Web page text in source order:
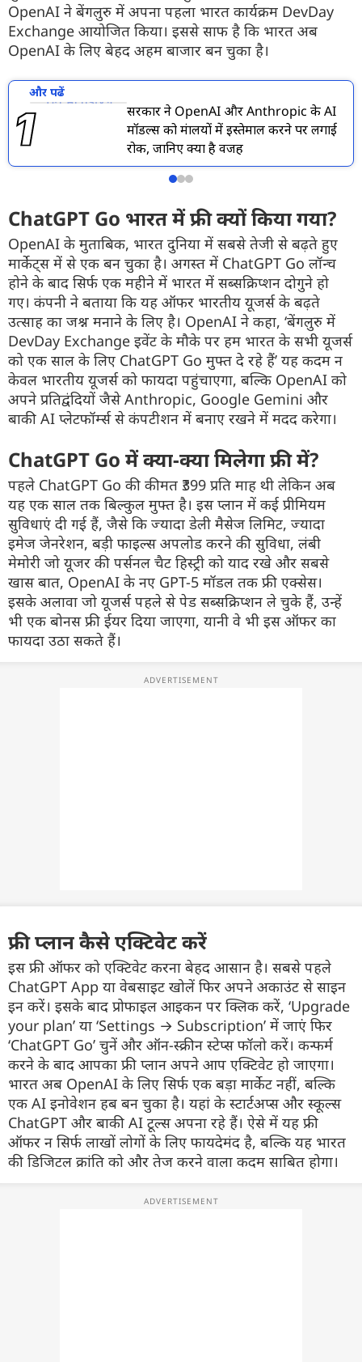
OpenAI ने बेंगलुरु में अपना पहला भारत कार्यक्रम DevDay
Exchange आयोजित किया। इससे साफ है कि भारत अब
OpenAI के लिए बेहद अहम बाजार बन चुका है।
और पढें
सरकार ने OpenAI और Anthropic के AI
मॉडल्स को मंत्रालयों में इस्तेमाल करने पर लगाई
रोक, जानिए क्या है वजह
ChatGPT Go भारत में फ्री क्यों किया गया?
OpenAI के मुताबिक, भारत दुनिया में सबसे तेजी से बढ़ते हुए
मार्केट्स में से एक बन चुका है। अगस्त में ChatGPT Go लॉन्च
होने के बाद सिर्फ एक महीने में भारत में सब्सक्रिप्शन दोगुने हो
गए। कंपनी ने बताया कि यह ऑफर भारतीय यूजर्स के बढ़ते
उत्साह का जश्न मनाने के लिए है। OpenAI ने कहा, ‘बेंगलुरु में
DevDay Exchange इवेंट के मौके पर हम भारत के सभी यूजर्स
को एक साल के लिए ChatGPT Go मुफ्त दे रहे हैं’ यह कदम न
केवल भारतीय यूजर्स को फायदा पहुंचाएगा, बल्कि OpenAI को
अपने प्रतिद्वंदियों जैसे Anthropic, Google Gemini और
बाकी AI प्लेटफॉर्म्स से कंपटीशन में बनाए रखने में मदद करेगा।
ChatGPT Go में क्या-क्या मिलेगा फ्री में?
पहले ChatGPT Go की कीमत ₹399 प्रति माह थी लेकिन अब
यह एक साल तक बिल्कुल मुफ्त है। इस प्लान में कई प्रीमियम
सुविधाएं दी गई हैं, जैसे कि ज्यादा डेली मैसेज लिमिट, ज्यादा
इमेज जेनरेशन, बड़ी फाइल्स अपलोड करने की सुविधा, लंबी
मेमोरी जो यूजर की पर्सनल चैट हिस्ट्री को याद रखे और सबसे
खास बात, OpenAI के नए GPT-5 मॉडल तक फ्री एक्सेस।
इसके अलावा जो यूजर्स पहले से पेड सब्सक्रिप्शन ले चुके हैं, उन्हें
भी एक बोनस फ्री ईयर दिया जाएगा, यानी वे भी इस ऑफर का
फायदा उठा सकते हैं।
फ्री प्लान कैसे एक्टिवेट करें
इस फ्री ऑफर को एक्टिवेट करना बेहद आसान है। सबसे पहले
ChatGPT App या वेबसाइट खोलें फिर अपने अकाउंट से साइन
इन करें। इसके बाद प्रोफाइल आइकन पर क्लिक करें, ‘Upgrade
your plan’ या ‘Settings → Subscription’ में जाएं फिर
‘ChatGPT Go’ चुनें और ऑन-स्क्रीन स्टेप्स फॉलो करें। कन्फर्म
करने के बाद आपका फ्री प्लान अपने आप एक्टिवेट हो जाएगा।
भारत अब OpenAI के लिए सिर्फ एक बड़ा मार्केट नहीं, बल्कि
एक AI इनोवेशन हब बन चुका है। यहां के स्टार्टअप्स और स्कूल्स
ChatGPT और बाकी AI टूल्स अपना रहे हैं। ऐसे में यह फ्री
ऑफर न सिर्फ लाखों लोगों के लिए फायदेमंद है, बल्कि यह भारत
की डिजिटल क्रांति को और तेज करने वाला कदम साबित होगा।